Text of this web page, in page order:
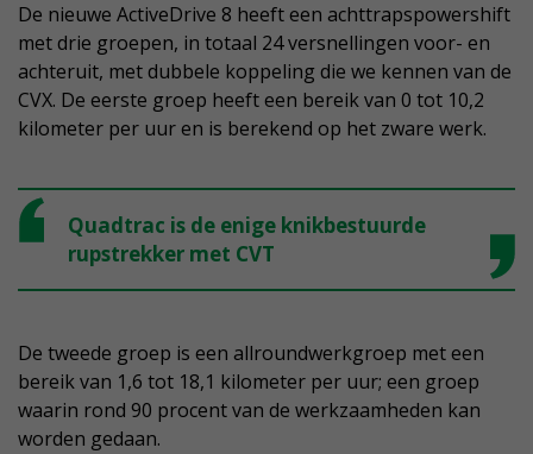
De nieuwe ActiveDrive 8 heeft een achttrapspowershift
met drie groepen, in totaal 24 versnellingen voor- en
achteruit, met dubbele koppeling die we kennen van de
CVX. De eerste groep heeft een bereik van 0 tot 10,2
kilometer per uur en is berekend op het zware werk.
Quadtrac is de enige knikbestuurde
rupstrekker met CVT
De tweede groep is een allroundwerkgroep met een
bereik van 1,6 tot 18,1 kilometer per uur; een groep
waarin rond 90 procent van de werkzaamheden kan
worden gedaan.